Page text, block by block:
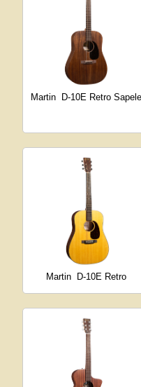
Martin D-10E Retro Sapele
Martin D-10E Retro